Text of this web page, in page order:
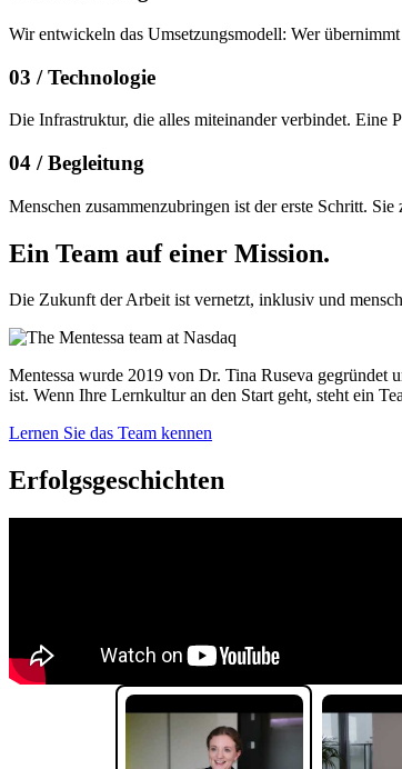
Wir entwickeln das Umsetzungsmodell: Wer
03 /Technologie
Die Infrastruktur, die alles miteinander verbindet.
04 /Begleitung
Menschen zusammenzubringen ist der erste Schritt.
Ein Team auf einer Mission.
Die Zukunft der Arbeit ist vernetzt, inklusiv und
Mentessa wurde 2019 von Dr. Tina Ruseva gegründet
ist. Wenn Ihre Lernkultur an den Start geht, steht ein
Lernen Sie das Team kennen
Erfolgsgeschichten